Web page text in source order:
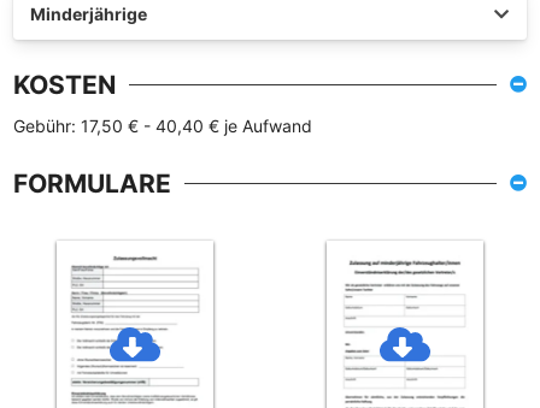
Minderjährige
KOSTEN
Gebühr: 17,50 € - 40,40 € je Aufwand
FORMULARE